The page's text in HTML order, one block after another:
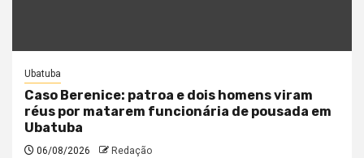
Ubatuba
Caso Berenice: patroa e dois homens viram
réus por matarem funcionária de pousada em
Ubatuba
06/08/2026 Redação